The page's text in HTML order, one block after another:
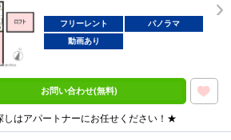
フリーレント
パノラマ
動画あり
お問い合わせ(無料)
はアパートナーにお任せください！★